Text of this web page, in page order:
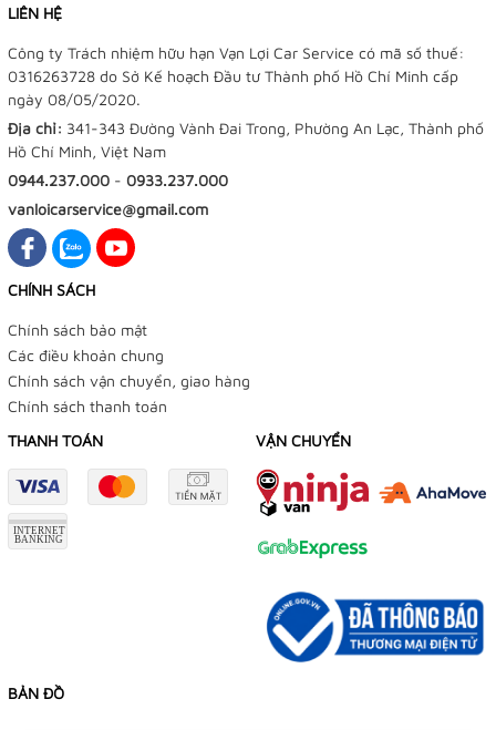
LIÊN HỆ
Công ty Trách nhiệm hữu hạn Vạn Lợi Car Service có mã số thuế:
0316263728 do Sở Kế hoạch Đầu tư Thành phố Hồ Chí Minh cấp
ngày 08/05/2020.
Địa chỉ: 341-343 Đường Vành Đai Trong, Phường An Lạc, Thành phố
Hồ Chí Minh, Việt Nam
0944.237.000 - 0933.237.000
vanloicarservice@gmail.com
CHÍNH SÁCH
Chính sách bảo mật
Các điều khoản chung
Chính sách vận chuyển, giao hàng
Chính sách thanh toán
THANH TOÁN
VẬN CHUYỂN
BẢN ĐỒ